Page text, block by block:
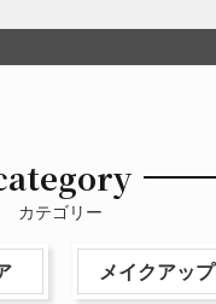
カテゴリー
メイクアップ